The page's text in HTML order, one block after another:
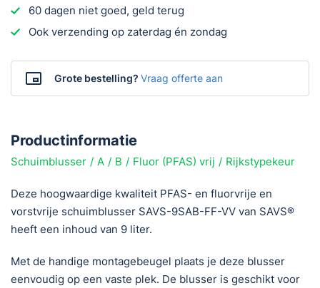
en
vorstvrij
60 dagen niet goed, geld terug
Ook verzending op zaterdag én zondag
Grote bestelling? Vraag offerte aan
Productinformatie
Schuimblusser A B Fluor (PFAS) vrij Rijkstypekeur
Deze hoogwaardige kwaliteit PFAS- en fluorvrije en
vorstvrije schuimblusser SAVS-9SAB-FF-VV van SAVS®
heeft een inhoud van 9 liter.
Met de handige montagebeugel plaats je deze blusser
eenvoudig op een vaste plek. De blusser is geschikt voor